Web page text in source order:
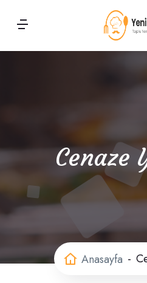
Cenaze
Anasayfa